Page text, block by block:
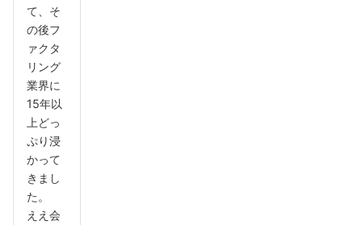
て、そ
の後フ
ァクタ
リング
業界に
15年以
上どっ
ぷり浸
かって
きまし
た。
ええ会